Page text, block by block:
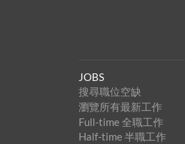
JOBS
搜尋職位空缺
瀏覽所有最新工作
Full-time 全職工作
Half-time 半職工作